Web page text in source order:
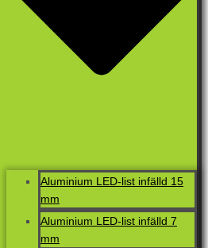
Aluminium LED-list infälld 15
mm
Aluminium LED-list infälld 7
mm